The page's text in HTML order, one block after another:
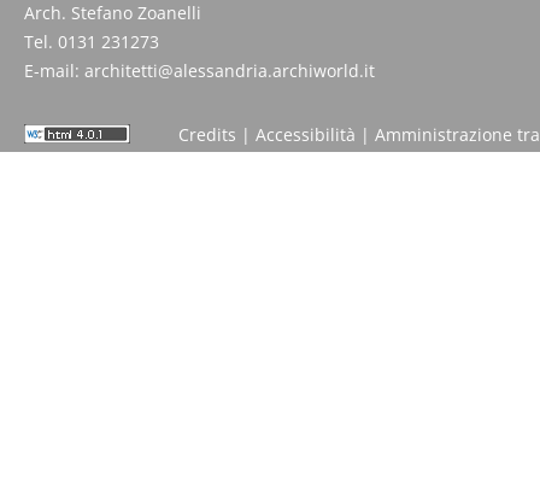
Arch. Stefano Zoanelli
Tel. 0131 231273
E-mail: architetti@alessandria.archiworld.it
Credits | Accessibilità | Amministrazione